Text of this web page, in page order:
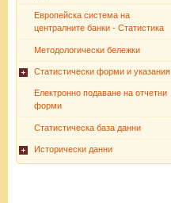
Европейска система на
централните банки - Статистика
Методологически бележки
Статистически форми и указания
Електронно подаване на отчетни
форми
Статистическа база данни
Исторически данни